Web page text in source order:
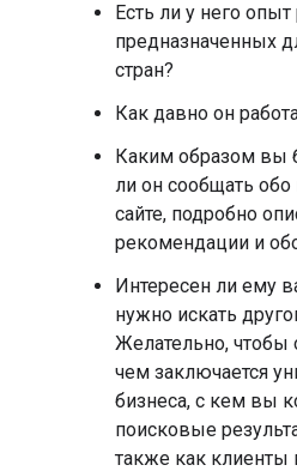
Есть ли у него опыт
предназначенных
стран?
Как давно он
Каким образом вы
ли он сообщать
сайте, подробно
рекомендации и
Интересен ли ему
нужно искать
Желательно, чтобы
чем заключается
бизнеса, с кем вы
поисковые
также как клиенты